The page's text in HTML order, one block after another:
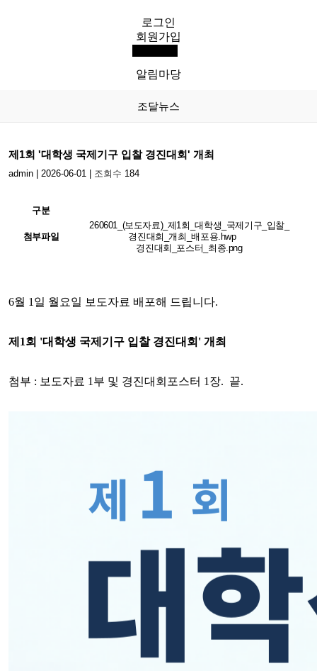
KIP
한국조달연구원
로그인
회원가입
알림마당
조달뉴스
제1회 '대학생 국제기구 입찰 경진대회' 개최
admin 2026-06-01 조회수 184
구분
첨부파일
260601_(보도자료)_제1회_대학생_국제기구_입찰_
경진대회_개최_배포용.hwp
경진대회_포스터_최종.png
6월 1일 월요일 보도자료 배포해 드립니다.
제1회 '대학생 국제기구 입찰 경진대회' 개최
첨부 : 보도자료 1부 및 경진대회포스터 1장. 끝.